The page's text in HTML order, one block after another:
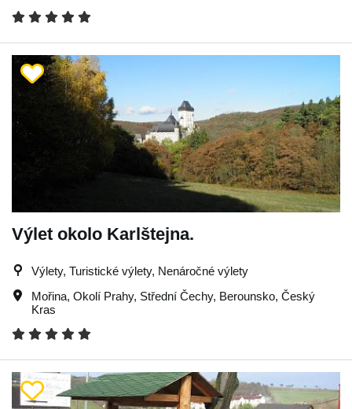
Výlet okolo Karlštejna.
Výlety, Turistické výlety, Nenáročné výlety
Mořina, Okolí Prahy, Střední Čechy, Berounsko, Český
Kras